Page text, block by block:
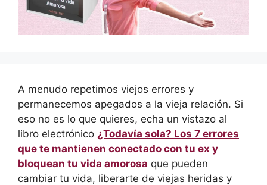
A menudo repetimos viejos errores y
permanecemos apegados a la vieja relación. Si
eso no es lo que quieres, echa un vistazo al
libro electrónico ¿Todavía sola? Los 7 errores
que te mantienen conectado con tu ex y
bloquean tu vida amorosa que pueden
cambiar tu vida, liberarte de viejas heridas y